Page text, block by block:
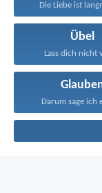
Die Liebe ist
Übel
Lass dich nicht
Darum sage ich